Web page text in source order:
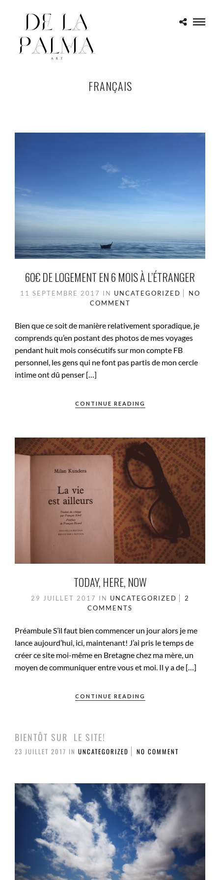
FRANÇAIS
60€ DE LOGEMENT EN 6 MOIS À L’ÉTRANGER
11 SEPTEMBRE 2017 IN UNCATEGORIZED
NO
COMMENT
Bien que ce soit de manière relativement sporadique, je
comprends qu’en postant des photos de mes voyages
pendant huit mois consécutifs sur mon compte FB
personnel, les gens qui ne font pas partis de mon cercle
intime ont dû penser […]
CONTINUE READING
TODAY, HERE, NOW
29 JUILLET 2017 IN UNCATEGORIZED
2
COMMENTS
Préambule S’il faut bien commencer un jour alors je me
lance aujourd’hui, ici, maintenant! J’ai pris le temps de
créer ce site moi-même en Bretagne chez ma mère, un
moyen de communiquer entre vous et moi. Il y a de […]
CONTINUE READING
BIENTÔT SUR LE SITE!
23 JUILLET 2017 IN UNCATEGORIZED NO COMMENT